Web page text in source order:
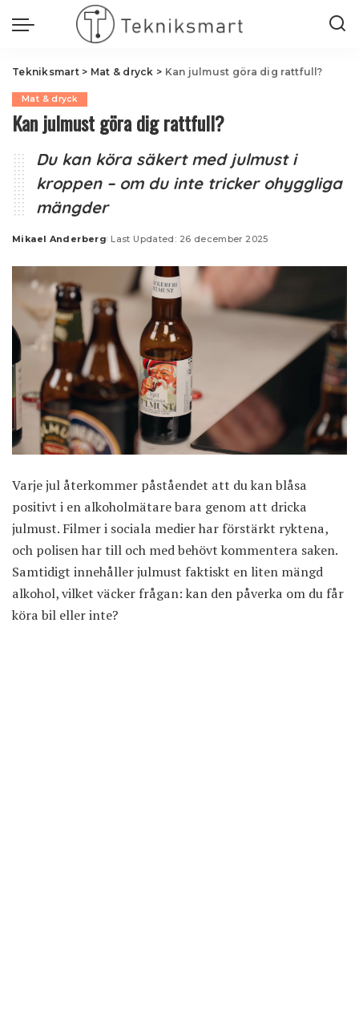
Tekniksmart> Mat & dryck > Kan julmust göra dig rattfull?
Mat & dryck
Kan julmust göra dig rattfull?
Du kan köra säkert med julmust i
kroppen – om du inte tricker ohyggliga
mängder
Posted
Mikael Anderberg Last Updated: 26 december 2025
Varje jul återkommer påståendet att du kan blåsa
positivt i en alkoholmätare bara genom att dricka
julmust. Filmer i sociala medier har förstärkt ryktena,
och polisen har till och med behövt kommentera saken.
Samtidigt innehåller julmust faktiskt en liten mängd
alkohol, vilket väcker frågan: kan den påverka om du får
köra bil eller inte?